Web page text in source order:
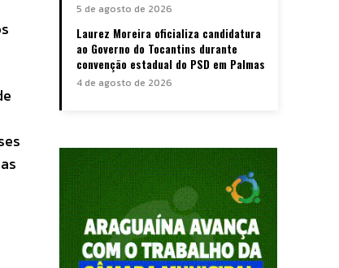
5 de agosto de 2026
Laurez Moreira oficializa candidatura
ao Governo do Tocantins durante
convenção estadual do PSD em Palmas
4 de agosto de 2026